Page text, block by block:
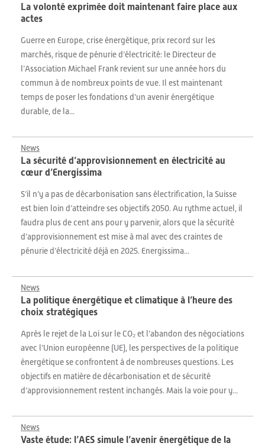
La volonté exprimée doit maintenant faire place aux
actes
Guerre en Europe, crise énergétique, prix record sur les
marchés, risque de pénurie d’électricité: le Directeur de
l’Association Michael Frank revient sur une année hors du
commun à de nombreux points de vue. Il est maintenant
temps de poser les fondations d’un avenir énergétique
durable, de la...
News
La sécurité d’approvisionnement en électricité au
cœur d’Energissima
S’il n’y a pas de décarbonisation sans électrification, la Suisse
est bien loin d’atteindre ses objectifs 2050. Au rythme actuel, il
faudra plus de cent ans pour y parvenir, alors que la sécurité
d’approvisionnement est mise à mal avec des craintes de
pénurie d’électricité déjà en 2025. Energissima...
News
La politique énergétique et climatique à l’heure des
choix stratégiques
Après le rejet de la Loi sur le CO₂ et l’abandon des négociations
avec l’Union européenne (UE), les perspectives de la politique
énergétique se confrontent à de nombreuses questions. Les
objectifs en matière de décarbonisation et de sécurité
d’approvisionnement restent inchangés. Mais la voie pour y...
News
Vaste étude: l’AES simule l’avenir énergétique de la